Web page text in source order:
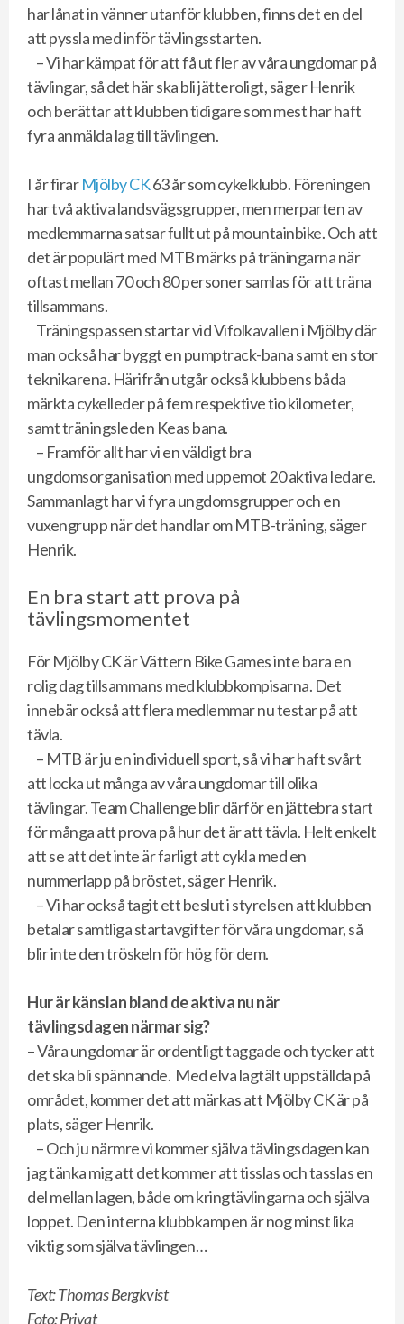
har lånat in vänner utanför klubben, finns det en del
att pyssla med inför tävlingsstarten.
– Vi har kämpat för att få ut fler av våra ungdomar på
tävlingar, så det här ska bli jätteroligt, säger Henrik
och berättar att klubben tidigare som mest har haft
fyra anmälda lag till tävlingen.
I år firarMjölby CK63 år som cykelklubb. Föreningen
har två aktiva landsvägsgrupper, men merparten av
medlemmarna satsar fullt ut på mountainbike. Och att
det är populärt med MTB märks på träningarna när
oftast mellan 70 och 80 personer samlas för att träna
tillsammans.
Träningspassen startar vid Vifolkavallen i Mjölby där
man också har byggt en pumptrack-bana samt en stor
teknikarena. Härifrån utgår också klubbens båda
märkta cykelleder på fem respektive tio kilometer,
samt träningsleden Keas bana.
– Framför allt har vi en väldigt bra
ungdomsorganisation med uppemot 20 aktiva ledare.
Sammanlagt har vi fyra ungdomsgrupper och en
vuxengrupp när det handlar om MTB-träning, säger
Henrik.
En bra start att prova på
tävlingsmomentet
För Mjölby CK är Vättern Bike Games inte bara en
rolig dag tillsammans med klubbkompisarna. Det
innebär också att flera medlemmar nu testar på att
tävla.
– MTB är ju en individuell sport, så vi har haft svårt
att locka ut många av våra ungdomar till olika
tävlingar. Team Challenge blir därför en jättebra start
för många att prova på hur det är att tävla. Helt enkelt
att se att det inte är farligt att cykla med en
nummerlapp på bröstet, säger Henrik.
– Vi har också tagit ett beslut i styrelsen att klubben
betalar samtliga startavgifter för våra ungdomar, så
blir inte den tröskeln för hög för dem.
Hur är känslan bland de aktiva nu när
tävlingsdagen närmar sig?
– Våra ungdomar är ordentligt taggade och tycker att
det ska bli spännande. Med elva lagtält uppställda på
området, kommer det att märkas att Mjölby CK är på
plats, säger Henrik.
– Och ju närmre vi kommer själva tävlingsdagen kan
jag tänka mig att det kommer att tisslas och tasslas en
del mellan lagen, både om kringtävlingarna och själva
loppet. Den interna klubbkampen är nog minst lika
viktig som själva tävlingen…
Text: Thomas Bergkvist
Foto: Privat